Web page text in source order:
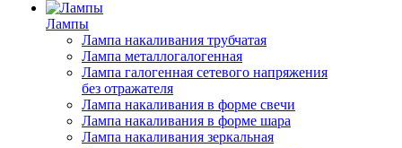
Лампы
Лампа накаливания трубчатая
Лампа металлогалогенная
Лампа галогенная сетевого напряжения
без отражателя
Лампа накаливания в форме свечи
Лампа накаливания в форме шара
Лампа накаливания зеркальная